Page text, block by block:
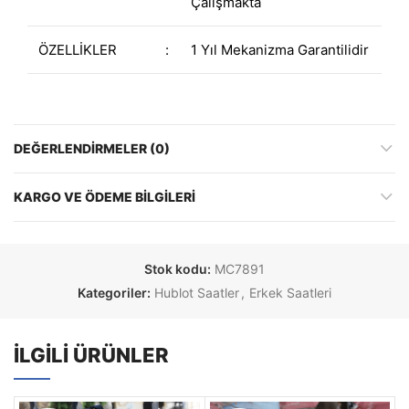
ÖZELLİKLER : 1 Yıl Mekanizma Garantilidir
DEĞERLENDIRMELER (0)
KARGO VE ÖDEME BILGILERI
Stok kodu: MC7891
Kategoriler: Hublot Saatler , Erkek Saatleri
İLGILI ÜRÜNLER